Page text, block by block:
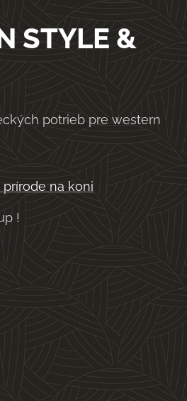
STYLE &
potrieb pre western
na koni
!